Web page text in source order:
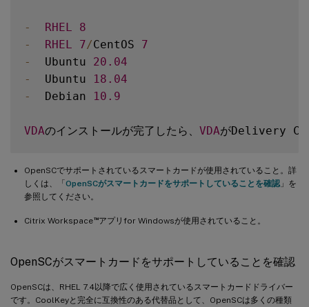
- RHEL
8
-
RHEL 7/CentOS 7
-
  Ubuntu
20.04
-
  Ubuntu
18.04
-
  Debian
10.9
VDAのインストールが完了したら、 VDA
OpenSCでサポートされているスマートカードが使用されていること。詳
しくは、「OpenSCがスマートカードをサポートしていることを確認 」を
参照してください。
Citrix Workspace™アプリfor Windowsが使用されていること。
OpenSCがスマートカードをサポートしていることを確認
OpenSCは、RHEL 7.4以降で広く使用されているスマートカードドライバー
です。CoolKeyと完全に互換性のある代替品として、OpenSCは多くの種類